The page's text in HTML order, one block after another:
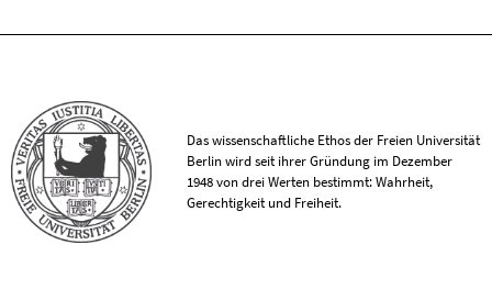
Das wissenschaftliche Ethos der Freien Universität
Berlin wird seit ihrer Gründung im Dezember
1948 von drei Werten bestimmt: Wahrheit,
Gerechtigkeit und Freiheit.